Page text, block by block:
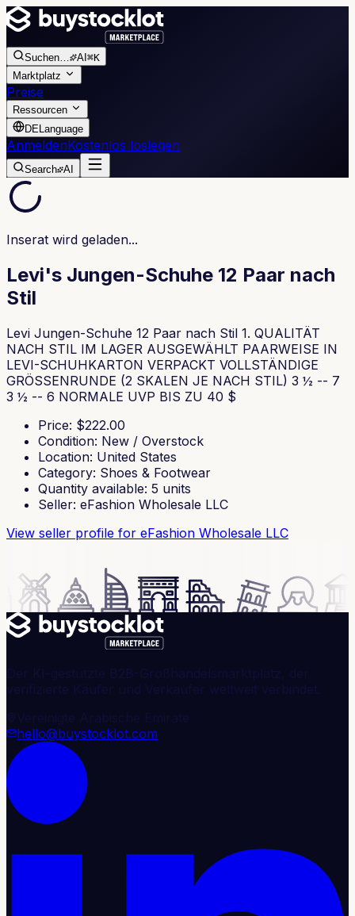
Suchen… AI ⌘K
Marktplatz
Preise
Ressourcen
DELanguage
AnmeldenKostenlos loslegen
Search AI
Inserat wird geladen...
Levi's Jungen-Schuhe 12 Paar nach
Stil
Levi Jungen-Schuhe 12 Paar nach Stil 1. QUALITÄT
NACH STIL IM LAGER AUSGEWÄHLT PAARWEISE IN
LEVI-SCHUHKARTON VERPACKT VOLLSTÄNDIGE
GRÖSSENRUNDE (2 SKALEN JE NACH STIL) 3 ½ -- 7
3 ½ -- 6 NORMALE UVP BIS ZU 40 $
Price: $222.00
Condition: New / Overstock
Location: United States
Category: Shoes & Footwear
Quantity available: 5 units
Seller: eFashion Wholesale LLC
View seller profile for eFashion Wholesale LLC
Der KI-gestützte B2B-Großhandelsmarktplatz, der
verifizierte Käufer und Verkäufer weltweit verbindet.
Vereinigte Arabische Emirate
hello@buystocklot.com